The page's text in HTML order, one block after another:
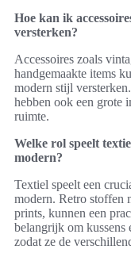
Hoe kan ik
versterken?
Accessoires zoals
handgemaakte items
modern stijl
hebben ook een grote
ruimte.
Welke rol speelt
modern?
Textiel speelt een
modern. Retro stoffen
prints, kunnen een
belangrijk om kussens
zodat ze de